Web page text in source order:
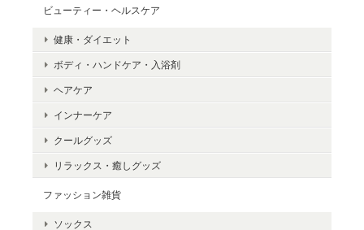
ビューティー・ヘルスケア
健康・ダイエット
ボディ・ハンドケア・入浴剤
ヘアケア
インナーケア
クールグッズ
リラックス・癒しグッズ
ファッション雑貨
ソックス